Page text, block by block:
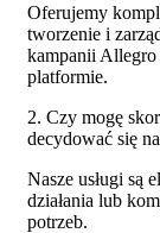
Oferujemy
tworzenie i
kampanii Allegro
platformie.
2. Czy mogę
decydować się
Nasze usługi są
działania lub
potrzeb.